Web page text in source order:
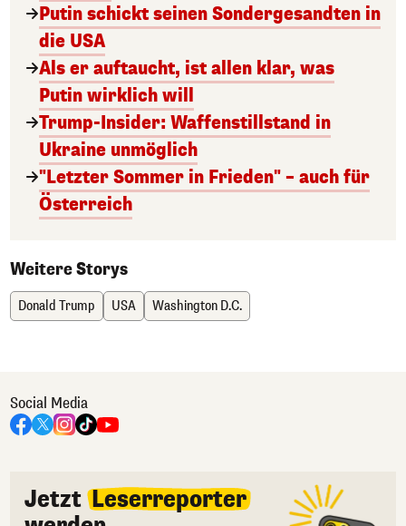
Putin schickt seinen Sondergesandten in
die USA
Als er auftaucht, ist allen klar, was
Putin wirklich will
Trump-Insider: Waffenstillstand in
Ukraine unmöglich
"Letzter Sommer in Frieden" – auch für
Österreich
Weitere Storys
Donald Trump USA Washington D.C.
Social Media
Jetzt Leserreporter